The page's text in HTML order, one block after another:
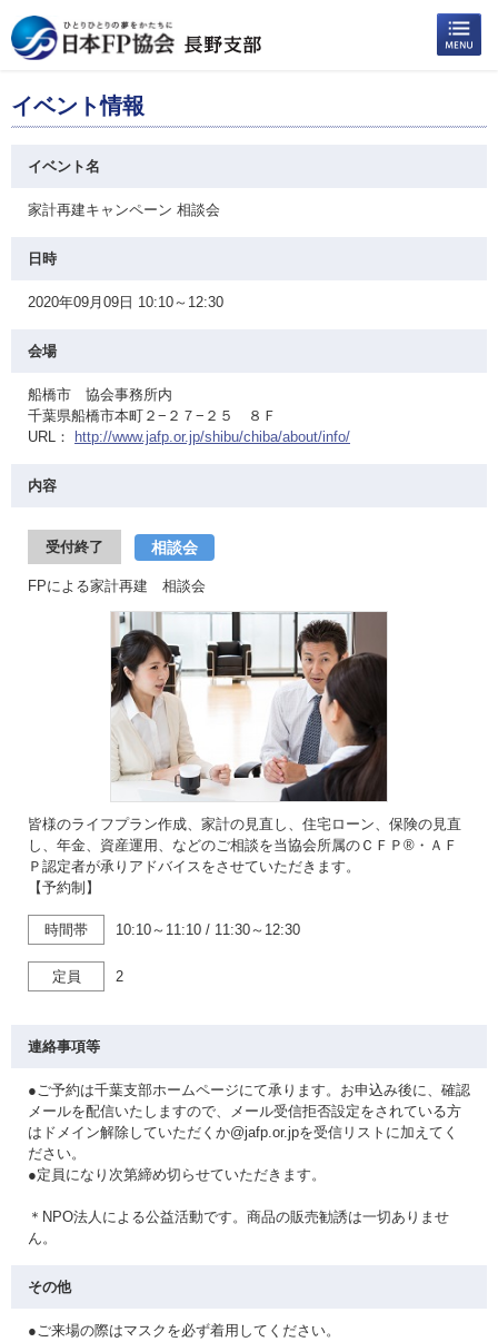
イベント情報
イベント名
家計再建キャンペーン 相談会
日時
2020年09月09日 10:10～12:30
会場
船橋市 協会事務所内
千葉県船橋市本町２−２７−２５ ８Ｆ
URL：
http://www.jafp.or.jp/shibu/chiba/about/info/
内容
受付終了 相談会
FPによる家計再建 相談会
皆様のライフプラン作成、家計の見直し、住宅ローン、保険の見直
し、年金、資産運用、などのご相談を当協会所属のＣＦＰ®・ＡＦ
Ｐ認定者が承りアドバイスをさせていただきます。
【予約制】
時間帯 10:10～11:10 / 11:30～12:30
定員 2
連絡事項等
●ご予約は千葉支部ホームページにて承ります。お申込み後に、確認
メールを配信いたしますので、メール受信拒否設定をされている方
はドメイン解除していただくか@jafp.or.jpを受信リストに加えてく
ださい。
●定員になり次第締め切らせていただきます。
＊NPO法人による公益活動です。商品の販売勧誘は一切ありませ
ん。
その他
●ご来場の際はマスクを必ず着用してください。